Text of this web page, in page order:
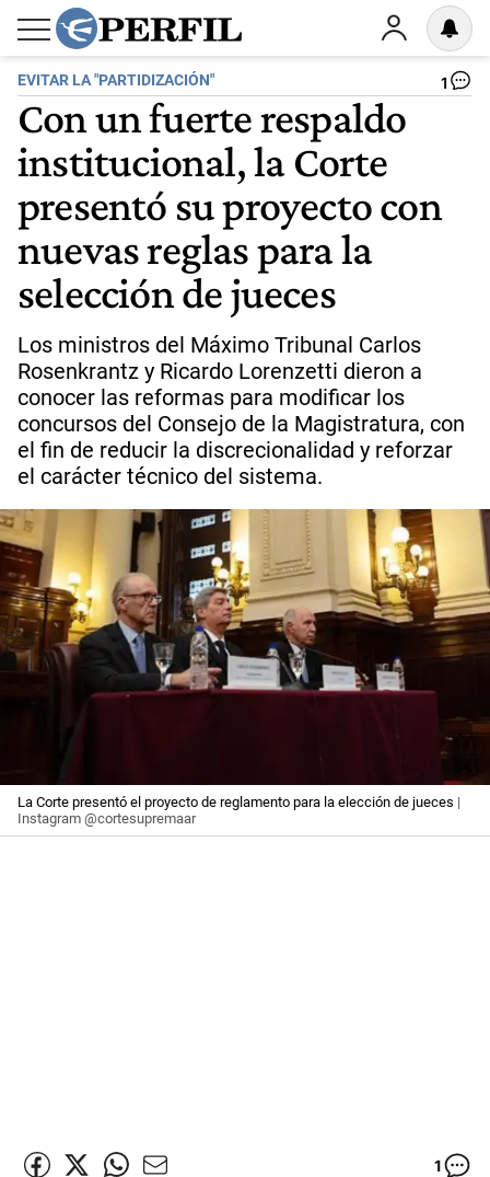
EVITAR LA "PARTIDIZACIÓN" 1
Con un fuerte respaldo
institucional, la Corte
presentó su proyecto con
nuevas reglas para la
selección de jueces
Los ministros del Máximo Tribunal Carlos
Rosenkrantz y Ricardo Lorenzetti dieron a
conocer las reformas para modificar los
concursos del Consejo de la Magistratura, con
el fin de reducir la discrecionalidad y reforzar
el carácter técnico del sistema.
La Corte presentó el proyecto de reglamento para la elección de jueces |
Instagram @cortesupremaar
1